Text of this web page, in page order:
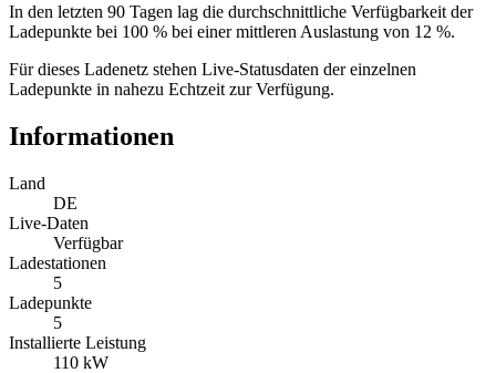
In den letzten 90 Tagen lag die durchschnittliche Verfügbarkeit der
Ladepunkte bei 100 % bei einer mittleren Auslastung von 12 %.
Für dieses Ladenetz stehen Live-Statusdaten der einzelnen
Ladepunkte in nahezu Echtzeit zur Verfügung.
Informationen
Land
DE
Live-Daten
Verfügbar
Ladestationen
5
Ladepunkte
5
Installierte Leistung
110 kW